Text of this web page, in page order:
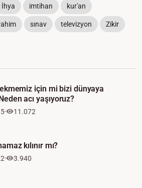
İhya imtihan kur'an
sınav televizyon Zikir
için mi bizi dünyaya
acı yaşıyoruz?
11.072
kılınır mı?
3.940